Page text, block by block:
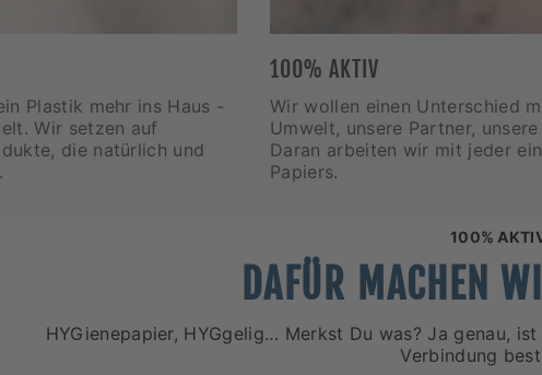
Plastik mehr ins Haus -
Wir setzen auf
die natürlich und
100% AKTIV
Wir wollen einen Unterschied
Umwelt, unsere Partner,
Daran arbeiten wir mit jeder
Papiers.
100%
DAFÜR MACHEN
HYGienepapier, HYGgelig… Merkst Du was? Ja genau,
Verbindung